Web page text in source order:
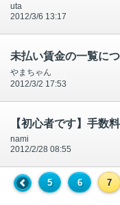
uta
2012/3/6 13:17
未払い賃金の一覧に
やまちゃん
2012/3/2 17:53
【初心者です】手数
nami
2012/2/28 08:55
5 6 7